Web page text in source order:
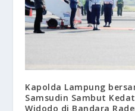
Kapolda Lampung
Samsudin Sambut
Widodo di Bandara